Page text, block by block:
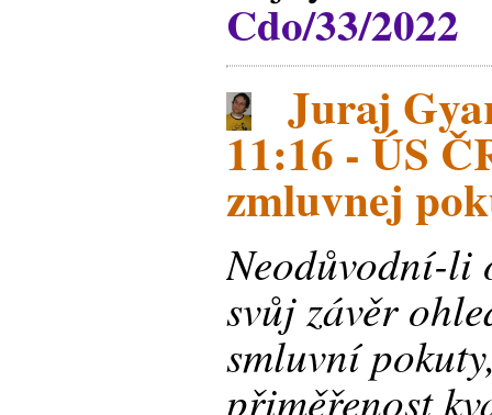
Cdo/33/2022
Juraj
11:16 - ÚS
zmluvnej
Neodůvodní-li
svůj závěr
smluvní
přiměřenost